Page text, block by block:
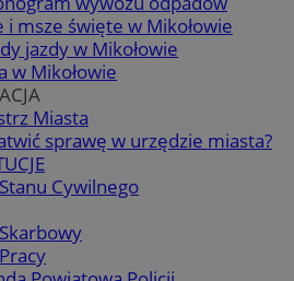
i msze święte w Mikołowie
jazdy w Mikołowie
w Mikołowie
Miasta
sprawę w urzędzie miasta?
Cywilnego